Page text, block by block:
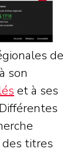
de
son
et à ses
des titres